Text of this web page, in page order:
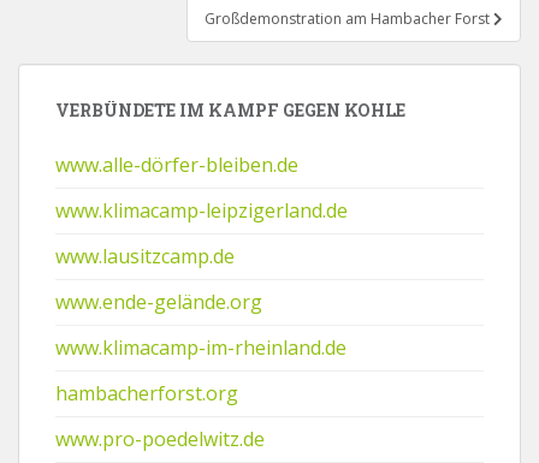
Großdemonstration am Hambacher Forst
VERBÜNDETE IM KAMPF GEGEN KOHLE
www.alle-dörfer-bleiben.de
www.klimacamp-leipzigerland.de
www.lausitzcamp.de
www.ende-gelände.org
www.klimacamp-im-rheinland.de
hambacherforst.org
www.pro-poedelwitz.de